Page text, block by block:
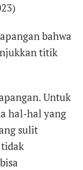
bahwa
titik
Untuk
hal-hal yang
sulit